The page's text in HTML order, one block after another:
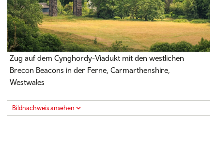
Zug auf dem Cynghordy-Viadukt mit den westlichen
Brecon Beacons in der Ferne, Carmarthenshire,
Westwales
Bildnachweis ansehen